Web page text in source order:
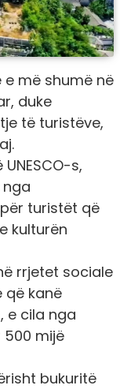
më shumë në
duke
të turistëve,
s,
turistët që
kulturën
rrjetet sociale
që kanë
e cila nga
500 mijë
bukuritë